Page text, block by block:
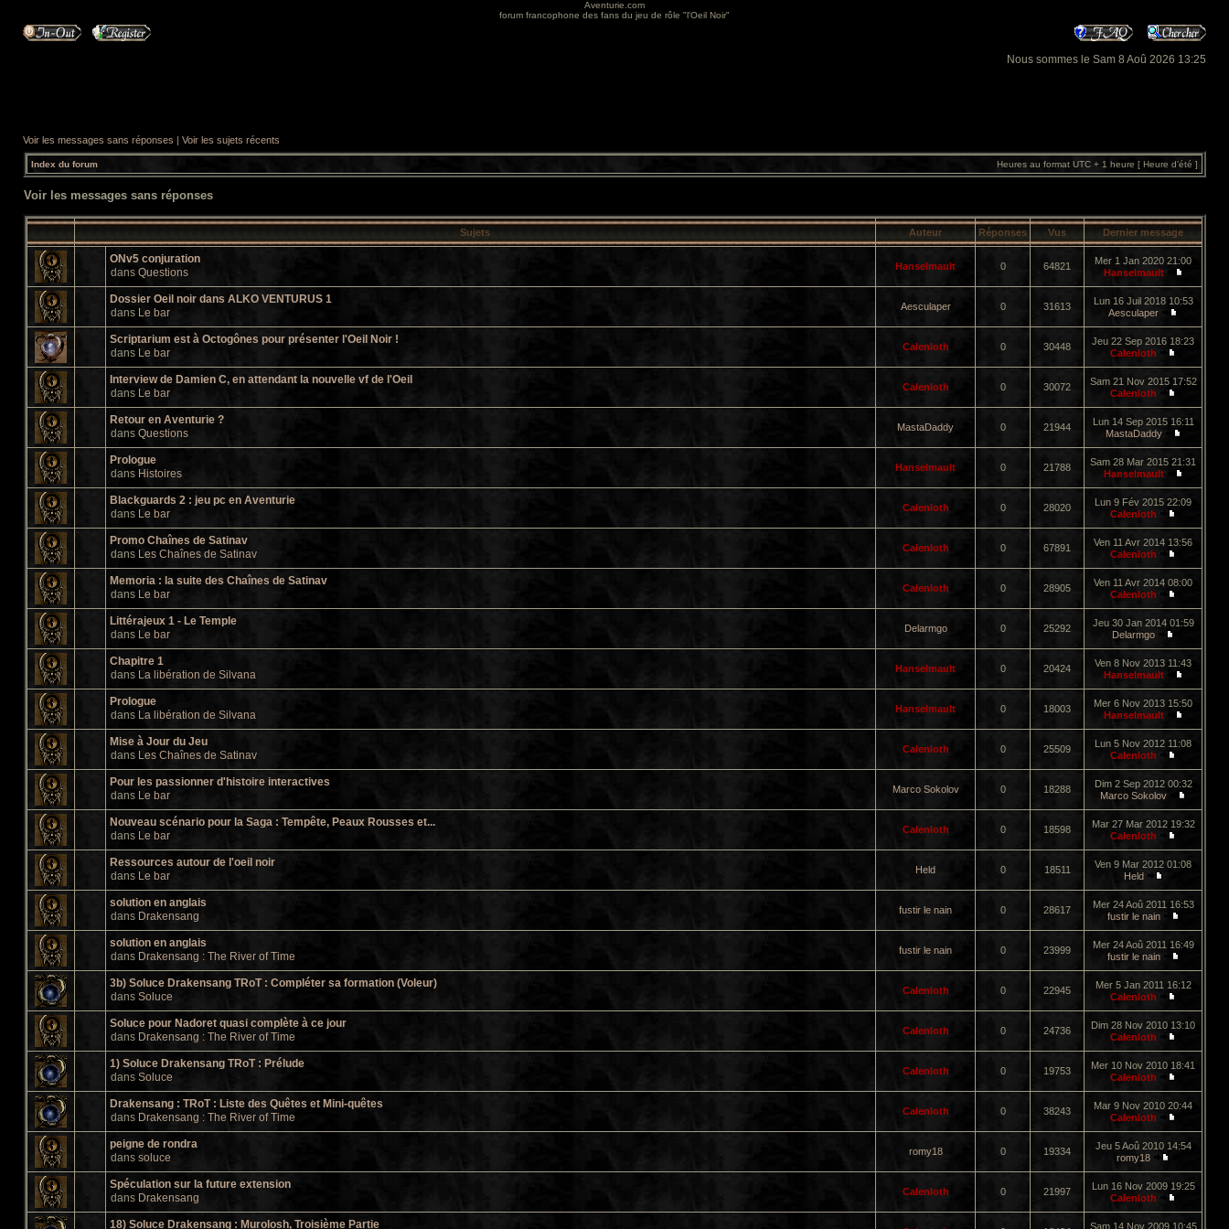
Aventurie.com
forum francophone des fans du jeu de rôle "l'Oeil Noir"
Nous sommes le Sam 8 Aoû 2026 13:25
Voir les messages sans réponses | Voir les sujets récents
Index du forum Heures au format UTC + 1 heure [ Heure d’été ]
Voir les messages sans réponses
Sujets Auteur Réponses Vus Dernier message
ONv5 conjuration
dans Questions Hanselmault 0 64821
Mer 1 Jan 2020 21:00
Hanselmault
Dossier Oeil noir dans ALKO VENTURUS 1
dans Le bar Aesculaper 0 31613
Lun 16 Juil 2018 10:53
Aesculaper
Scriptarium est à Octogônes pour présenter l'Oeil Noir !
dans Le bar Calenloth 0 30448
Jeu 22 Sep 2016 18:23
Calenloth
Interview de Damien C, en attendant la nouvelle vf de l'Oeil
dans Le bar Calenloth 0 30072
Sam 21 Nov 2015 17:52
Calenloth
Retour en Aventurie ?
dans Questions MastaDaddy 0 21944
Lun 14 Sep 2015 16:11
MastaDaddy
Prologue
dans Histoires Hanselmault 0 21788
Sam 28 Mar 2015 21:31
Hanselmault
Blackguards 2 : jeu pc en Aventurie
dans Le bar Calenloth 0 28020
Lun 9 Fév 2015 22:09
Calenloth
Promo Chaînes de Satinav
dans Les Chaînes de Satinav Calenloth 0 67891
Ven 11 Avr 2014 13:56
Calenloth
Memoria : la suite des Chaînes de Satinav
dans Le bar Calenloth 0 28905
Ven 11 Avr 2014 08:00
Calenloth
Littérajeux 1 - Le Temple
dans Le bar Delarmgo 0 25292
Jeu 30 Jan 2014 01:59
Delarmgo
Chapitre 1
dans La libération de Silvana Hanselmault 0 20424
Ven 8 Nov 2013 11:43
Hanselmault
Prologue
dans La libération de Silvana Hanselmault 0 18003
Mer 6 Nov 2013 15:50
Hanselmault
Mise à Jour du Jeu
dans Les Chaînes de Satinav Calenloth 0 25509
Lun 5 Nov 2012 11:08
Calenloth
Pour les passionner d'histoire interactives
dans Le bar Marco Sokolov 0 18288
Dim 2 Sep 2012 00:32
Marco Sokolov
Nouveau scénario pour la Saga : Tempête, Peaux Rousses et...
dans Le bar Calenloth 0 18598
Mar 27 Mar 2012 19:32
Calenloth
Ressources autour de l'oeil noir
dans Le bar Held 0 18511
Ven 9 Mar 2012 01:08
Held
solution en anglais
dans Drakensang fustir le nain 0 28617
Mer 24 Aoû 2011 16:53
fustir le nain
solution en anglais
dans Drakensang : The River of Time fustir le nain 0 23999
Mer 24 Aoû 2011 16:49
fustir le nain
3b) Soluce Drakensang TRoT : Compléter sa formation (Voleur)
dans Soluce Calenloth 0 22945
Mer 5 Jan 2011 16:12
Calenloth
Soluce pour Nadoret quasi complète à ce jour
dans Drakensang : The River of Time Calenloth 0 24736
Dim 28 Nov 2010 13:10
Calenloth
1) Soluce Drakensang TRoT : Prélude
dans Soluce Calenloth 0 19753
Mer 10 Nov 2010 18:41
Calenloth
Drakensang : TRoT : Liste des Quêtes et Mini-quêtes
dans Drakensang : The River of Time Calenloth 0 38243
Mar 9 Nov 2010 20:44
Calenloth
peigne de rondra
dans soluce romy18 0 19334
Jeu 5 Aoû 2010 14:54
romy18
Spéculation sur la future extension
dans Drakensang Calenloth 0 21997
Lun 16 Nov 2009 19:25
Calenloth
18) Soluce Drakensang : Murolosh, Troisième Partie Sam 14 Nov 2009 10:45